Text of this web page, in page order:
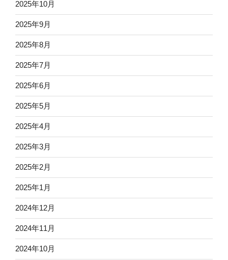
2025年10月
2025年9月
2025年8月
2025年7月
2025年6月
2025年5月
2025年4月
2025年3月
2025年2月
2025年1月
2024年12月
2024年11月
2024年10月